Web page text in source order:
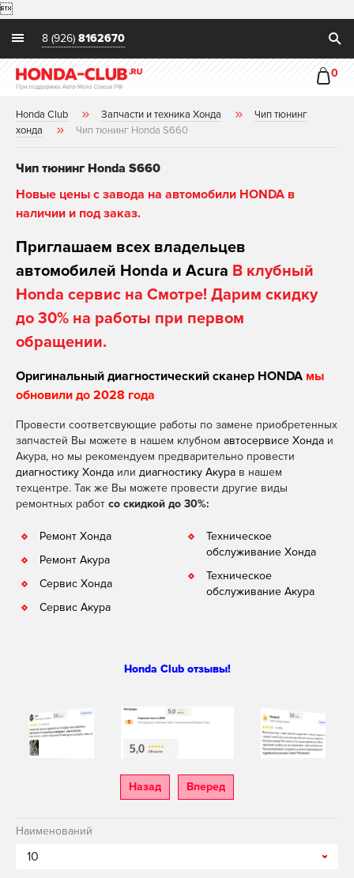

8 (926) 8162670
0
Honda Club Запчасти и техника Хонда
Чип тюнинг
хонда
Чип тюнинг Honda S660
Чип тюнинг Honda S660
Новые цены с завода на автомобили HONDA в
наличии и под заказ.
Приглашаем всех владельцев
автомобилей Honda и Acura В клубный
Honda сервис на Смотре! Дарим скидку
до 30% на работы при первом
обращении.
Оригинальный диагностический сканер HONDA мы
обновили до 2028 года
Провести соответсвующие работы по замене приобретенных
запчастей Вы можете в нашем клубном автосервисе Хонда и
Акура, но мы рекомендуем предварительно провести
диагностику Хонда или диагностику Акура в нашем
техцентре. Так же Вы можете провести другие виды
ремонтных работ со скидкой до 30%:
Ремонт Хонда
Ремонт Акура
Сервис Хонда
Сервис Акура
Техническое
обслуживание Хонда
Техническое
обслуживание Акура
Honda Club отзывы!
Назад Вперед
Наименований
10